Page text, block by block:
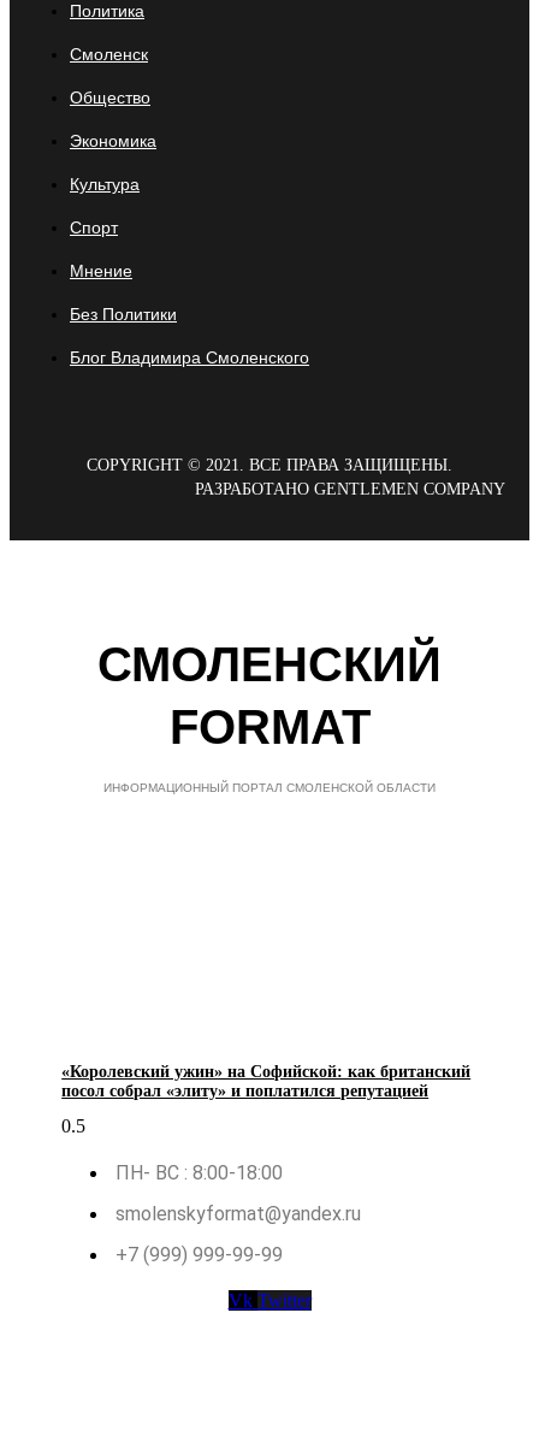
Политика
Смоленск
Общество
Экономика
Культура
Спорт
Мнение
Без Политики
Блог Владимира Смоленского
COPYRIGHT © 2021. ВСЕ ПРАВА ЗАЩИЩЕНЫ.
РАЗРАБОТАНО GENTLEMEN COMPANY
СМОЛЕНСКИЙ
FORMAT
ИНФОРМАЦИОННЫЙ ПОРТАЛ СМОЛЕНСКОЙ ОБЛАСТИ
«Королевский ужин» на Софийской: как британский
посол собрал «элиту» и поплатился репутацией
ПН- ВС : 8:00-18:00
smolenskyformat@yandex.ru
+7 (999) 999-99-99
Vk Twitter